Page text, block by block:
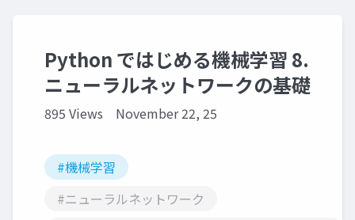
Python ではじめる機械学習 8.
ニューラルネットワークの基礎
895 Views November 22, 25
#機械学習
#ニューラルネットワーク